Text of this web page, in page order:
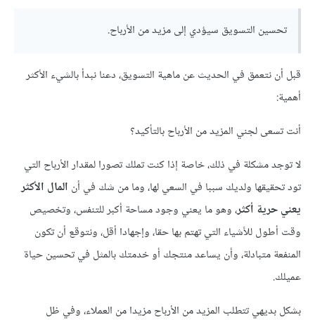
تحسين التسويق سيؤدي إلى مزيد من الأرباح.
قبل أن نتعمق في الحديث عن ماهية التسويق، دعنا نبدأ بالشيء الأكثر
أهمية:
أنت تسعى لجني المزيد من الأرباح بالتأكيد؟
لا توجد مشكلة في ذلك، خاصة إذا كنت تملك تصورا لمقدار الأرباح التي
تود تحقيقها ولديك سببا في السعي لها، وما من شك في أن المال الأكثر
يعني حرية أكثر، وهو ما يعني وجود مساحة أكبر للتنفس، وتخصيص
وقت أطول للأشياء التي تهتم بها حقا، وإجهادا أقل، ونتوقع أن تكون
المنفعة متبادلة، وأن يساعد منتجك أو خدمتك بالمثل في تحسين حياة
عميلك.
بشكل بديهي تتطلب المزيد من الأرباح مزيدا من العملاء، وفي ظل